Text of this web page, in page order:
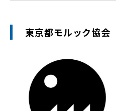
東京都モルック協会